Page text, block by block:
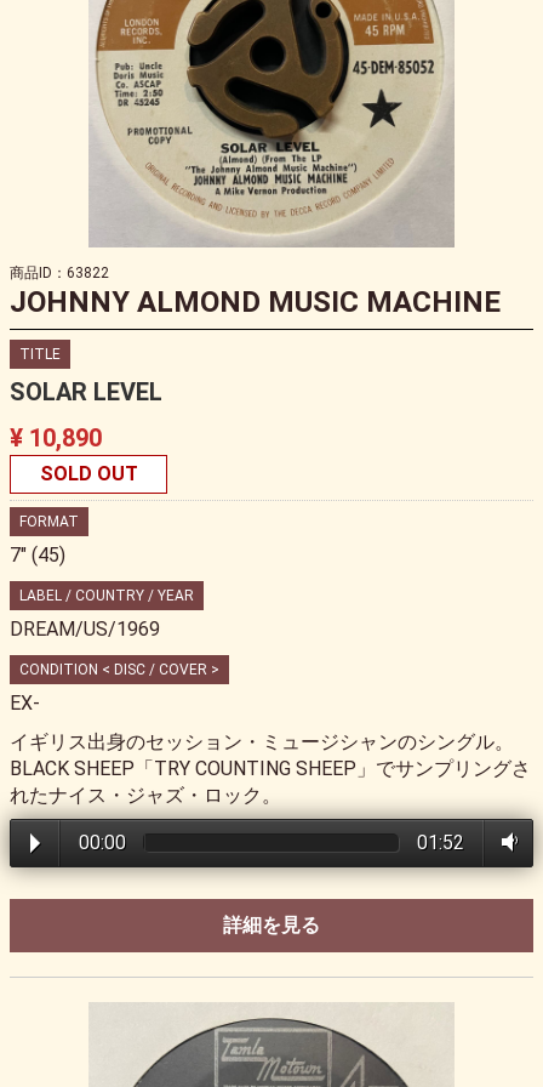
商品ID：63822
JOHNNY ALMOND MUSIC MACHINE
TITLE
SOLAR LEVEL
¥ 10,890
SOLD OUT
FORMAT
7" (45)
LABEL / COUNTRY / YEAR
DREAM/US/1969
CONDITION < DISC / COVER >
EX-
イギリス出身のセッション・ミュージシャンのシングル。
BLACK SHEEP「TRY COUNTING SHEEP」でサンプリングさ
れたナイス・ジャズ・ロック。
00:00 01:52
詳細を見る